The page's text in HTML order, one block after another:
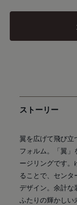
ストーリー
翼を広げて飛び立
フォルム。「翼
ージリングです。
ることで、セン
デザイン。余計
ふたりの輝かしい